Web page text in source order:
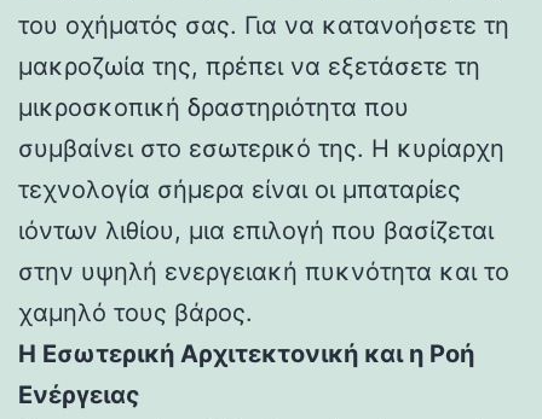
του οχήματός σας. Για να κατανοήσετε τη
μακροζωία της, πρέπει να εξετάσετε τη
μικροσκοπική δραστηριότητα που
συμβαίνει στο εσωτερικό της. Η κυρίαρχη
τεχνολογία σήμερα είναι οι μπαταρίες
ιόντων λιθίου, μια επιλογή που βασίζεται
στην υψηλή ενεργειακή πυκνότητα και το
χαμηλό τους βάρος.
Η Εσωτερική Αρχιτεκτονική και η Ροή
Ενέργειας